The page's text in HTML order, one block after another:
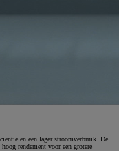
en een lager stroomverbruik. De
rendement voor een grotere